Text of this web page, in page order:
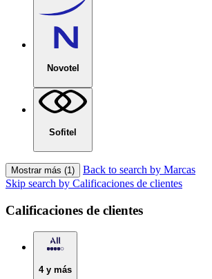
Novotel
Sofitel
Mostrar más (1)
Back to search by Marcas
Skip search by Calificaciones de clientes
Calificaciones de clientes
4 y más